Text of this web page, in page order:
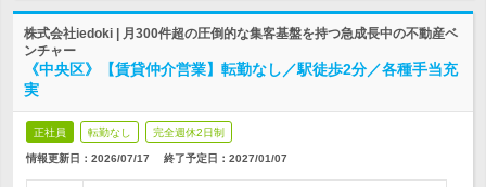
株式会社iedoki | 月300件超の圧倒的な集客基盤を持つ急成長中の不動産ベ
ンチャー
《中央区》【賃貸仲介営業】転勤なし／駅徒歩2分／各種手当充
実
正社員 転勤なし 完全週休2日制
情報更新日：2026/07/17 終了予定日： 2027/01/07